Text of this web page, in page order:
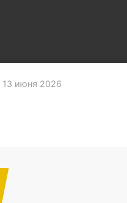
13 июня 2026